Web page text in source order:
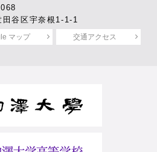
田谷区宇奈根1-1-1
マップ 交通アクセス